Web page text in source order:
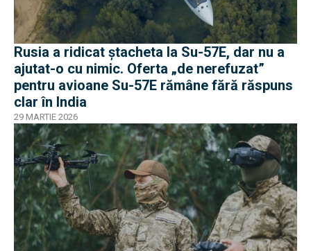
Rusia a ridicat ștacheta la Su-57E, dar nu a
ajutat-o cu nimic. Oferta „de nerefuzat”
pentru avioane Su-57E rămâne fără răspuns
clar în India
29 MARTIE 2026